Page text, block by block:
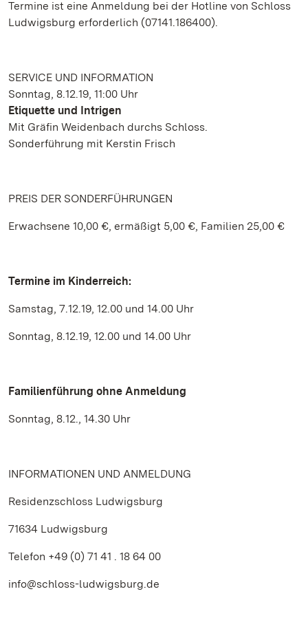
Termine ist eine Anmeldung bei der Hotline von Schloss
Ludwigsburg erforderlich (07141.186400).
SERVICE UND INFORMATION
Sonntag, 8.12.19, 11:00 Uhr
Etiquette und Intrigen
Mit Gräfin Weidenbach durchs Schloss.
Sonderführung mit Kerstin Frisch
PREIS DER SONDERFÜHRUNGEN
Erwachsene 10,00 €, ermäßigt 5,00 €, Familien 25,00 €
Termine im Kinderreich:
Samstag, 7.12.19, 12.00 und 14.00 Uhr
Sonntag, 8.12.19, 12.00 und 14.00 Uhr
Familienführung ohne Anmeldung
Sonntag, 8.12., 14.30 Uhr
INFORMATIONEN UND ANMELDUNG
Residenzschloss Ludwigsburg
71634 Ludwigsburg
Telefon +49 (0) 71 41 . 18 64 00
info@schloss-ludwigsburg.de